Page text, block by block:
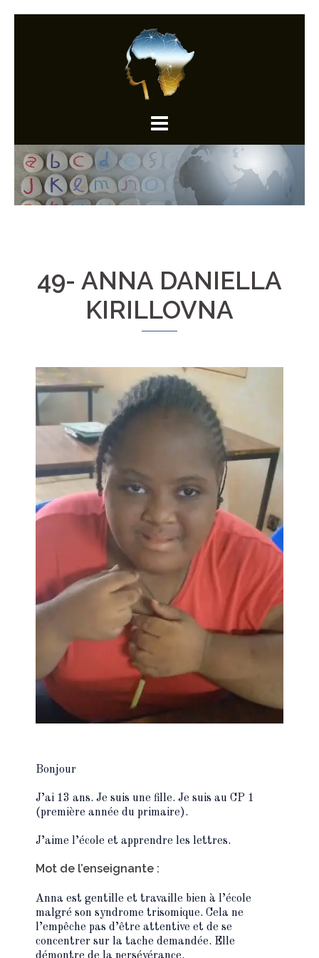
49- ANNA DANIELLA
KIRILLOVNA
Bonjour
J’ai 13 ans. Je suis une fille. Je suis au CP 1
(première année du primaire).
J’aime l’école et apprendre les lettres.
Mot de l’enseignante :
Anna est gentille et travaille bien à l’école
malgré son syndrome trisomique. Cela ne
l’empêche pas d’être attentive et de se
concentrer sur la tache demandée. Elle